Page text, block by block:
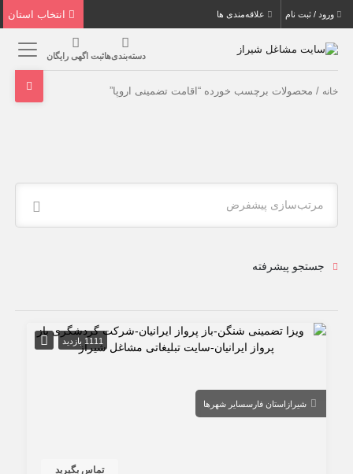
ورود / ثبت نام علاقه‌مندی ها
دسته‌بندی‌هاثبت اگهی رایگان
خانه / محصولات برچسب خورده “اقامت تضمینی اروپا”
مرتب‌سازی پیشفرض
جستجو پیشرفته
1111 بازدید
شیراز استان فارسسایر شهرها
تماس بگیرید